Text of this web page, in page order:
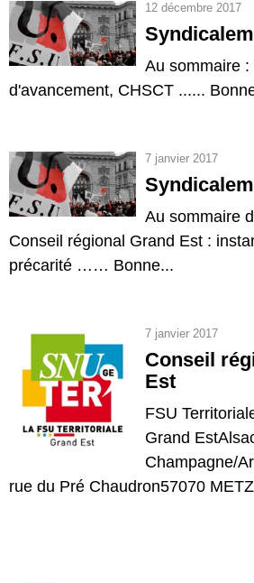
12 décembre 2017
Au sommaire :
d'avancement, CHSCT ......
7 janvier 2017
Au sommaire
Conseil régional Grand Est :
précarité …… Bonne...
7 janvier 2017
Conseil
Est
FSU
Grand
Champagne/
rue du Pré Chaudron57070